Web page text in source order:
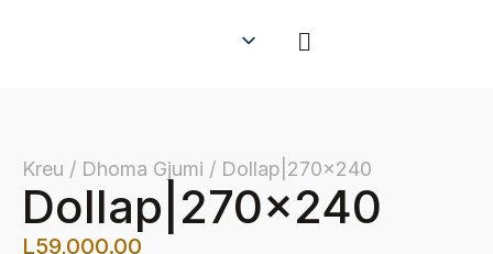
Kreu / Dhoma Gjumi / Dollap|270×240
Dollap|270×240
L59,000.00